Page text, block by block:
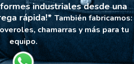
industriales desde una
rápida!* También fabricamos:
chamarras y más para tu
equipo.